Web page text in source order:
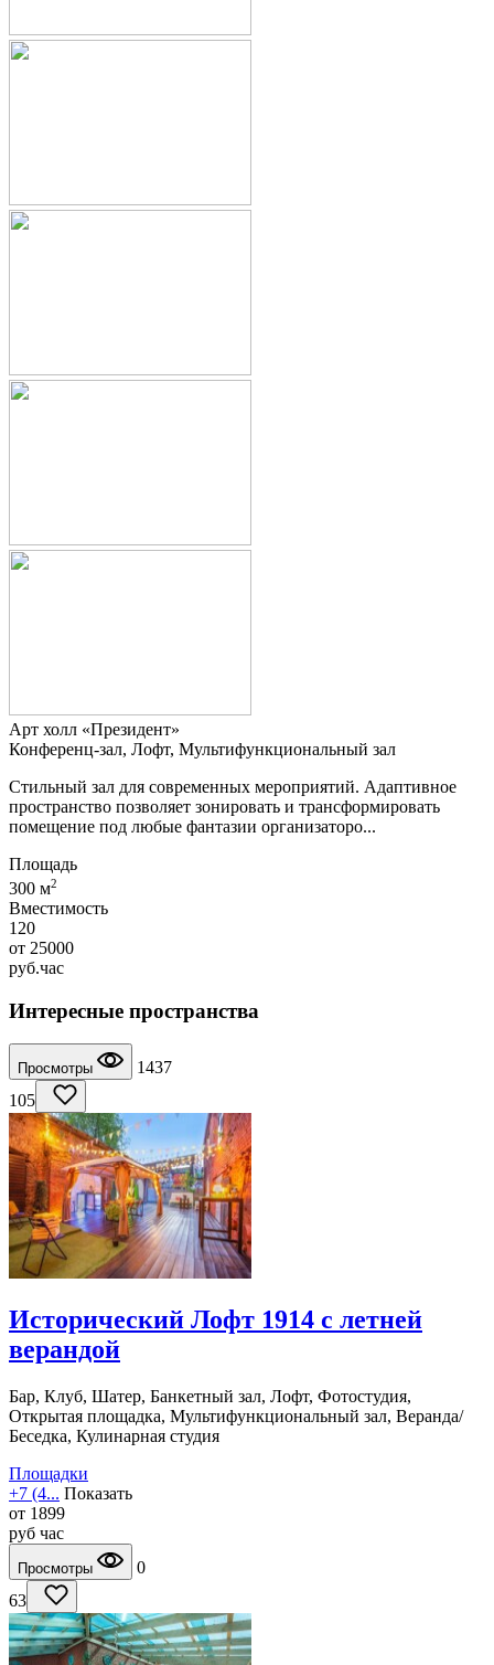
Арт холл «Президент»
Конференц-зал, Лофт, Мультифункциональный зал
Стильный зал для современных мероприятий. Адаптивное
пространство позволяет зонировать и трансформировать
помещение под любые фантазии организаторо...
Площадь
300 м2
Вместимость
120
от 25000
руб.час
Интересные пространства
Просмотры
1437
105
Исторический Лофт 1914 с летней
верандой
Бар, Клуб, Шатер, Банкетный зал, Лофт, Фотостудия,
Открытая площадка, Мультифункциональный зал, Веранда/
Беседка, Кулинарная студия
Площадки
+7 (4... Показать
от 1899
руб час
Просмотры
0
63